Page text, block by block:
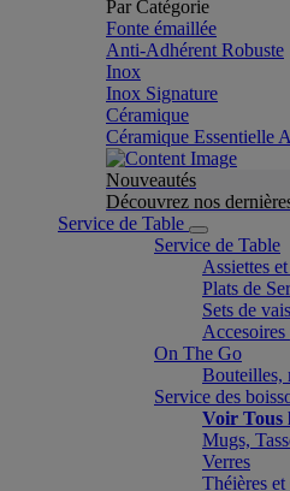
Par Catégorie
Fonte émaillée
Anti-Adhérent Robuste
Inox
Inox Signature
Céramique
Céramique Essentielle
Nouveautés
Découvrez nos
Service de Table
Service de Table
Assiettes
Plats de
Sets de
On The Go
Bouteilles,
Service des
Voir Tous
Mugs,
Verres
Théières